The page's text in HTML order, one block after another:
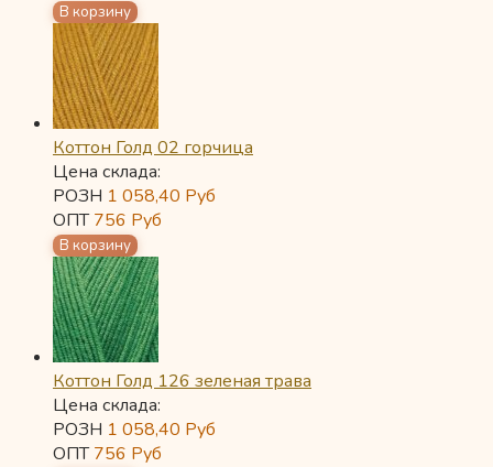
Коттон Голд 02 горчица
Цена склада:
РОЗН 1 058,40 Руб
ОПТ756 Руб
Коттон Голд 126 зеленая трава
Цена склада:
РОЗН 1 058,40 Руб
ОПТ756 Руб